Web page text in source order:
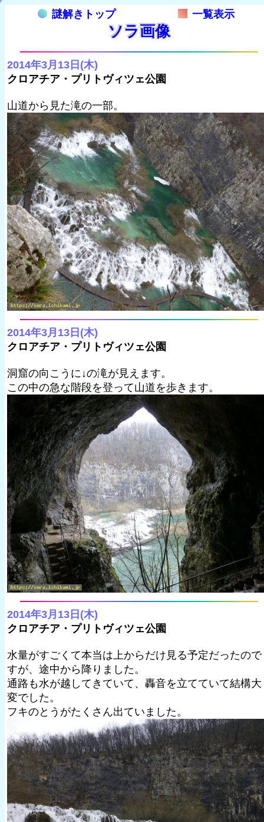
謎解きトップ 一覧表示
ソラ画像
2014年3月13日(木)
クロアチア・プリトヴィツェ公園
山道から見た滝の一部。
2014年3月13日(木)
クロアチア・プリトヴィツェ公園
洞窟の向こうに↓の滝が見えます。
この中の急な階段を登って山道を歩きます。
2014年3月13日(木)
クロアチア・プリトヴィツェ公園
水量がすごくて本当は上からだけ見る予定だったので
すが、途中から降りました。
通路も水が越してきていて、轟音を立てていて結構大
変でした。
フキのとうがたくさん出ていました。